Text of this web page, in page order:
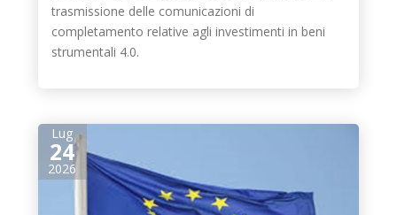
trasmissione delle comunicazioni di
completamento relative agli investimenti in beni
strumentali 4.0.
Lug
24
2026